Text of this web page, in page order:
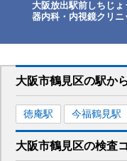
大阪放出駅前しちじょ
器内科・内視鏡クリニ
大阪市鶴見区の駅から
徳庵駅 今福鶴見駅
大阪市鶴見区の検査